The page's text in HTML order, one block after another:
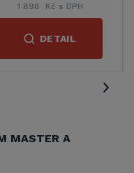
1 898 Kč s DPH
DETAIL
MASTER A